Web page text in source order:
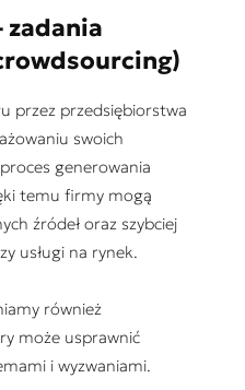
zadania
przez przedsiębiorstwa
swoich
generowania
temu firmy mogą
źródeł oraz szybciej
usługi na rynek.
również
może usprawnić
i wyzwaniami.